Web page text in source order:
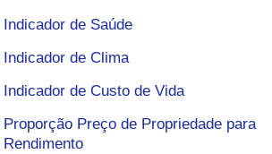
Indicador de Saúde
Indicador de Clima
Indicador de Custo de Vida
Proporção Preço de Propriedade para
Rendimento
Indicador de Crime
Índice de criminalidade por país